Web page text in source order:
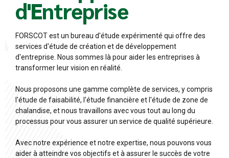
d'Entreprise
FORSCOT est un bureau d'étude expérimenté qui offre des
services d'étude de création et de développement
d'entreprise. Nous sommes là pour aider les entreprises à
transformer leur vision en réalité.
Nous proposons une gamme complète de services, y compris
l'étude de faisabilité, l'étude financière et l'étude de zone de
chalandise, et nous travaillons avec vous tout au long du
processus pour vous assurer un service de qualité supérieure.
Avec notre expérience et notre expertise, nous pouvons vous
aider à atteindre vos objectifs et à assurer le succès de votre